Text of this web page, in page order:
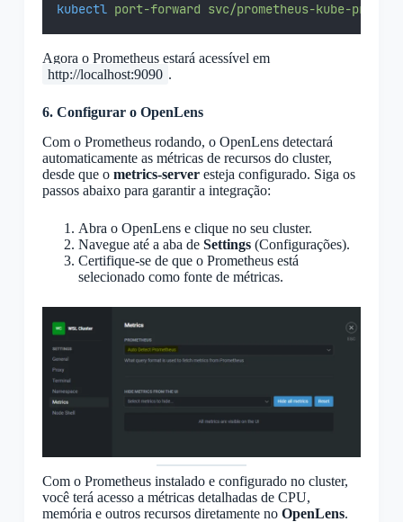
kubectl port-forward svc/prometheus-kube-
Agora o Prometheus estará acessível em
http://localhost:9090 .
6. Configurar o OpenLens
Com o Prometheus rodando, o OpenLens detectará
automaticamente as métricas de recursos do cluster,
desde que o metrics-serveresteja configurado. Siga os
passos abaixo para garantir a integração:
Abra o OpenLens e clique no seu cluster.
Navegue até a aba de Settings(Configurações).
Certifique-se de que o Prometheus está
selecionado como fonte de métricas.
Com o Prometheus instalado e configurado no cluster,
você terá acesso a métricas detalhadas de CPU,
memória e outros recursos diretamente no OpenLens.